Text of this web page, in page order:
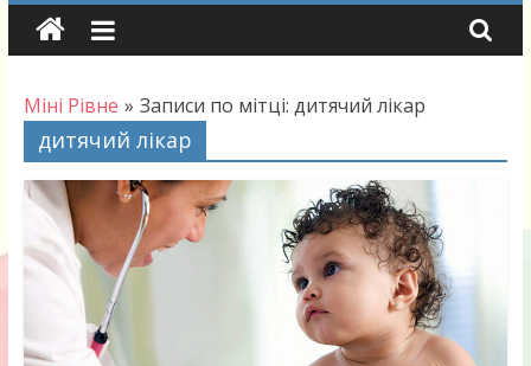
Skip
Міні Рівне » Записи по мітці: дитячий лікар
дитячий лікар